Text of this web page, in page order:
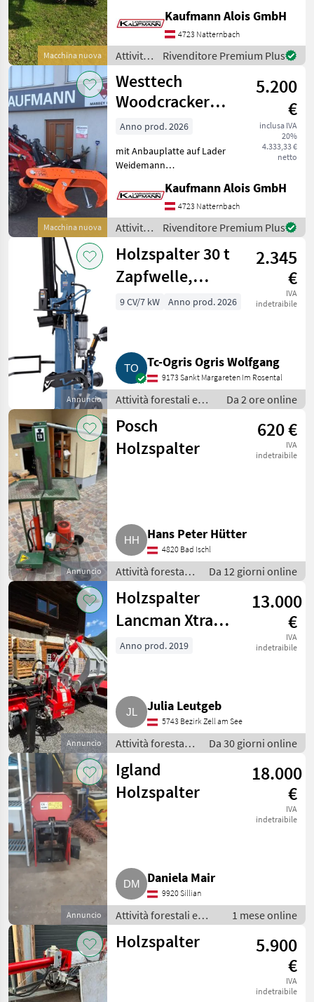
Macchina nuova
Euro-Aufnahme inkl.
Hydraulikschläuche
inkl.Anbauplatte an Lader
ca 375 Kg Eigengewich
Kaufmann Alois GmbH
4723 Natternbach
Attività
forestali
e
lavorazione
del
legno /
Rivenditore Premium Plus
Macchina nuova
Westtech
Woodcracker
L540
5.200
€
inclusa IVA
20%
4.333,33 €
netto
Anno prod. 2026
mit Anbauplatte auf Lader
Weidemann
Maschine ist lagernd!! - ca
300kg Eigengewicht -
Zangenöffnung 540 mm -
Spaltkraft bis 14 t (abhängi
Kaufmann Alois GmbH
4723 Natternbach
Attività
forestali
e
lavorazione
del
legno /
Rivenditore Premium Plus
Annuncio
Holzspalter 30 t
Zapfwelle,
Elektro Aktion,
2.345
€
IVA
indetraibile
9 CV/7 kW Anno prod. 2026
Tc-Ogris Ogris Wolfgang
9173 Sankt Margareten Im Rosental
Attività forestali e
lavorazione del
legno / Spaccalegna
Da 2 ore online
Annuncio
Posch
Holzspalter
620 €
IVA
indetraibile
Hans Peter Hütter
4820 Bad Ischl
Attività forestali
e lavorazione del
legno /
Spaccalegna
Da 12 giorni online
Annuncio
Holzspalter
Lancman Xtra
XLE 21 C + EL
13.000
€
IVA
indetraibile
Anno prod. 2019
Julia Leutgeb
5743 Bezirk Zell am See
Attività forestali
e lavorazione del
legno /
Spaccalegna
Da 30 giorni online
Annuncio
Igland
Holzspalter
18.000
€
IVA
indetraibile
Daniela Mair
9920 Sillian
Attività forestali e
lavorazione del legno
/ Spaccalegna
1 mese online
Holzspalter
5.900
€
IVA
indetraibile